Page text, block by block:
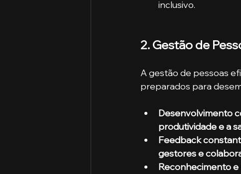
inclusivo.
2. Gestão de
A gestão de pessoas
preparados para
Desenvolvimento
produtividade e a
Feedback
gestores e
Reconhecimento